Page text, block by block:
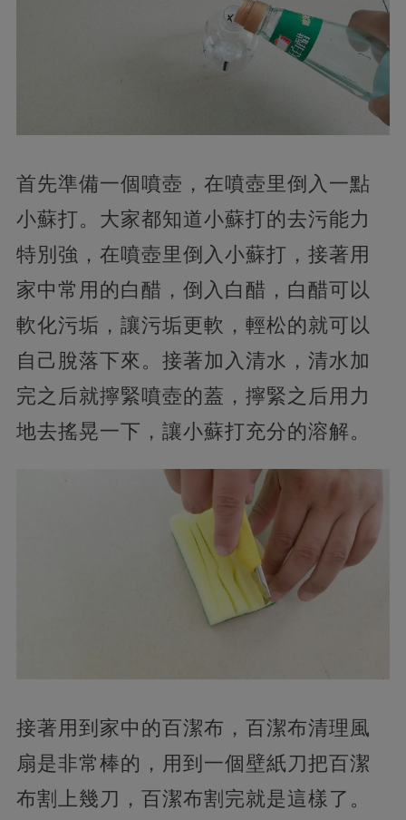
首先準備一個噴壺，在噴壺里倒入一點
小蘇打。大家都知道小蘇打的去污能力
特別強，在噴壺里倒入小蘇打，接著用
家中常用的白醋，倒入白醋，白醋可以
軟化污垢，讓污垢更軟，輕松的就可以
自己脫落下來。接著加入清水，清水加
完之后就擰緊噴壺的蓋，擰緊之后用力
地去搖晃一下，讓小蘇打充分的溶解。
接著用到家中的百潔布，百潔布清理風
扇是非常棒的，用到一個壁紙刀把百潔
布割上幾刀，百潔布割完就是這樣了。